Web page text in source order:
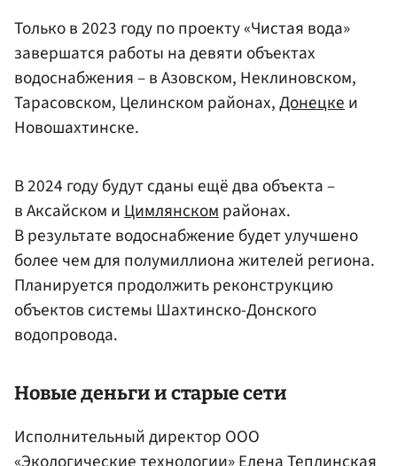
Только в 2023 году по проекту «Чистая вода»
завершатся работы на девяти объектах
водоснабжения – в Азовском, Неклиновском,
Тарасовском, Целинском районах,Донецкеи
Новошахтинске.
В 2024 году будут сданы ещё два объекта –
в Аксайском иЦимлянскомрайонах.
В результате водоснабжение будет улучшено
более чем для полумиллиона жителей региона.
Планируется продолжить реконструкцию
объектов системы Шахтинско-Донского
водопровода.
Новые деньги и старые сети
Исполнительный директор ООО